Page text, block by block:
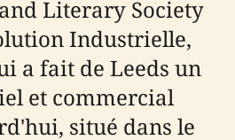
Literary Society
Industrielle,
a fait de Leeds un
et commercial
situé dans le